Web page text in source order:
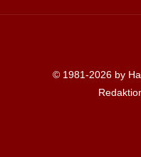
© 1981-2026 by